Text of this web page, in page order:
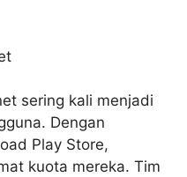
sering kali menjadi
Dengan
Play Store,
kuota mereka. Tim